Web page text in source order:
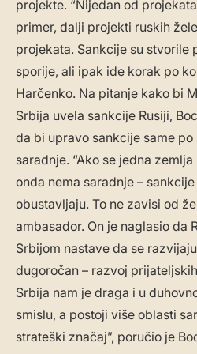
projekte. “Nijedan od
primer, dalji projekti ruskih
projekata. Sankcije su stvorile
sporije, ali ipak ide korak po
Harčenko. Na pitanje kako bi
Srbija uvela sankcije Rusiji,
da bi upravo sankcije same
saradnje. “Ako se jedna
onda nema saradnje –
obustavljaju. To ne zavisi od
ambasador. On je naglasio da
Srbijom nastave da se
dugoročan – razvoj
Srbija nam je draga i u
smislu, a postoji više oblasti
strateški značaj”, poručio je